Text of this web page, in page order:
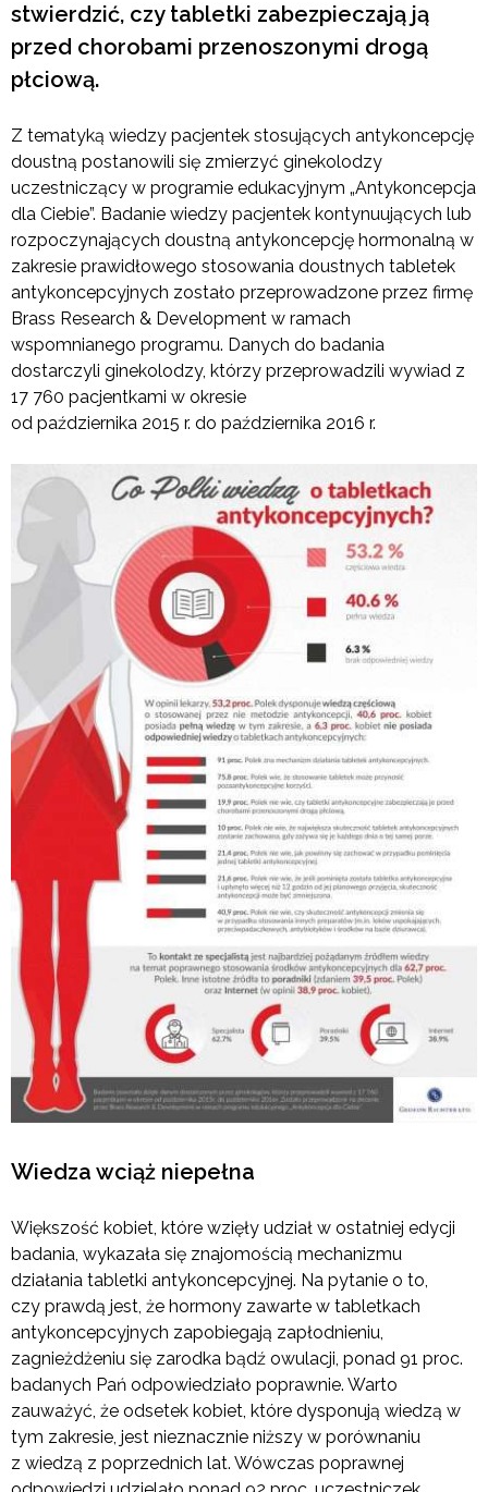
stwierdzić, czy tabletki zabezpieczają ją
przed chorobami przenoszonymi drogą
płciową.
Z tematyką wiedzy pacjentek stosujących antykoncepcję
doustną postanowili się zmierzyć ginekolodzy
uczestniczący w programie edukacyjnym „Antykoncepcja
dla Ciebie”. Badanie wiedzy pacjentek kontynuujących lub
rozpoczynających doustną antykoncepcję hormonalną w
zakresie prawidłowego stosowania doustnych tabletek
antykoncepcyjnych zostało przeprowadzone przez firmę
Brass Research & Development w ramach
wspomnianego programu. Danych do badania
dostarczyli ginekolodzy, którzy przeprowadzili wywiad z
17 760 pacjentkami w okresie
od października 2015 r. do października 2016 r.
Wiedza wciąż niepełna
Większość kobiet, które wzięły udział w ostatniej edycji
badania, wykazała się znajomością mechanizmu
działania tabletki antykoncepcyjnej. Na pytanie o to,
czy prawdą jest, że hormony zawarte w tabletkach
antykoncepcyjnych zapobiegają zapłodnieniu,
zagnieżdżeniu się zarodka bądź owulacji, ponad 91 proc.
badanych Pań odpowiedziało poprawnie. Warto
zauważyć, że odsetek kobiet, które dysponują wiedzą w
tym zakresie, jest nieznacznie niższy w porównaniu
z wiedzą z poprzednich lat. Wówczas poprawnej